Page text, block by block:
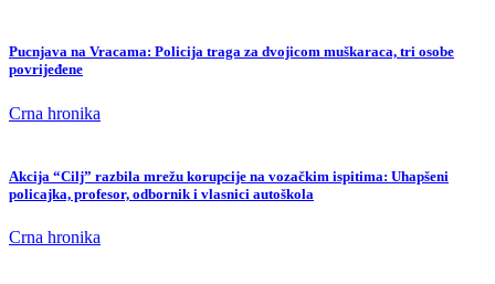
Pucnjava na Vracama: Policija traga za dvojicom muškaraca, tri osobe
povrijeđene
Crna hronika
Akcija “Cilj” razbila mrežu korupcije na vozačkim ispitima: Uhapšeni
policajka, profesor, odbornik i vlasnici autoškola
Crna hronika